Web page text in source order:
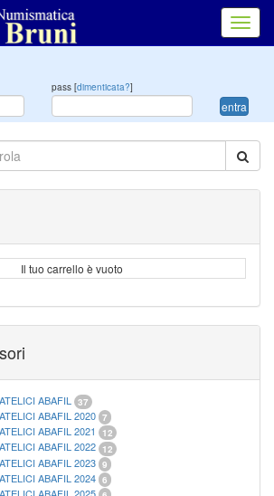
pass [dimenticata?]
entra
Il tuo carrello è vuoto
ABAFIL 37
ABAFIL 2020 7
ABAFIL 2021 12
ABAFIL 2022 12
ABAFIL 2023 9
ABAFIL 2024 6
ABAFIL 2025